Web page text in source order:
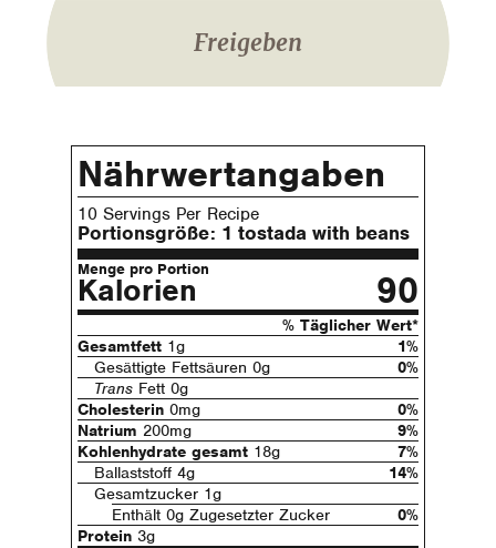
Freigeben
Nährwertangaben
10 Servings Per Recipe
Portionsgröße: 1 tostada with beans
Menge pro Portion
Kalorien 90
% Täglicher Wert*
Gesamtfett 1g
1%
Gesättigte Fettsäuren 0g
0%
Trans Fett 0g
Cholesterin 0mg
0%
Natrium 200mg
9%
Kohlenhydrate gesamt 18g
7%
Ballaststoff 4g
14%
Gesamtzucker 1g
Enthält 0g Zugesetzter Zucker
0%
Protein 3g